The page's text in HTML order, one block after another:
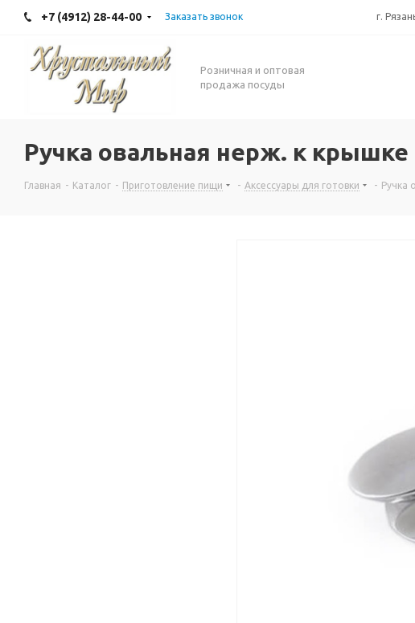
+7 (4912) 28-44-00 Заказать звонок г.
Розничная и оптовая
продажа посуды
Ручка овальная нерж. к крышке
Главная - Каталог - Приготовление пищи - Аксессуары для готовки - Ручка